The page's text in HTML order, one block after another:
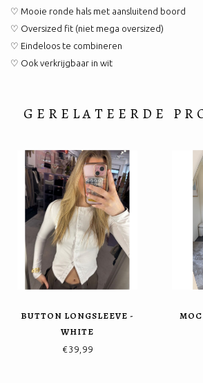
♡ Mooie ronde hals met aansluitend boord
♡ Oversized fit (niet mega oversized)
♡ Eindeloos te combineren
♡ Ook verkrijgbaar in wit
GERELATEERDE
BUTTON LONGSLEEVE -
WHITE
€39,99